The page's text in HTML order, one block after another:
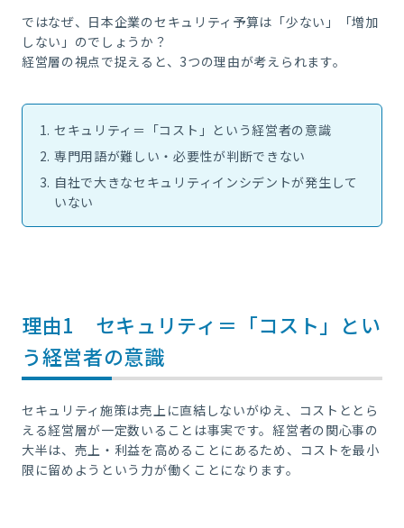
ではなぜ、日本企業のセキュリティ予算は「少ない」「増加
しない」のでしょうか？
経営層の視点で捉えると、3つの理由が考えられます。
セキュリティ＝「コスト」という経営者の意識
専門用語が難しい・必要性が判断できない
自社で大きなセキュリティインシデントが発生して
いない
理由1 セキュリティ＝「コスト」とい
う経営者の意識
セキュリティ施策は売上に直結しないがゆえ、コストととら
える経営層が一定数いることは事実です。経営者の関心事の
大半は、売上・利益を高めることにあるため、コストを最小
限に留めようという力が働くことになります。